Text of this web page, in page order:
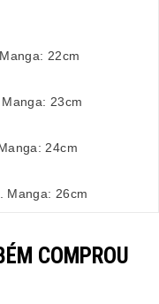
22cm
23cm
24cm
Manga: 26cm
COMPROU